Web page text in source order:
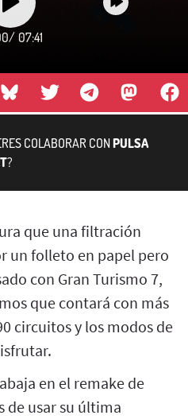
/ 07:41
COLABORAR CONPULSA
?
que una filtración
un folleto en papel pero
con Gran Turismo 7,
que contará con más
circuitos y los modos de
en el remake de
de usar su última